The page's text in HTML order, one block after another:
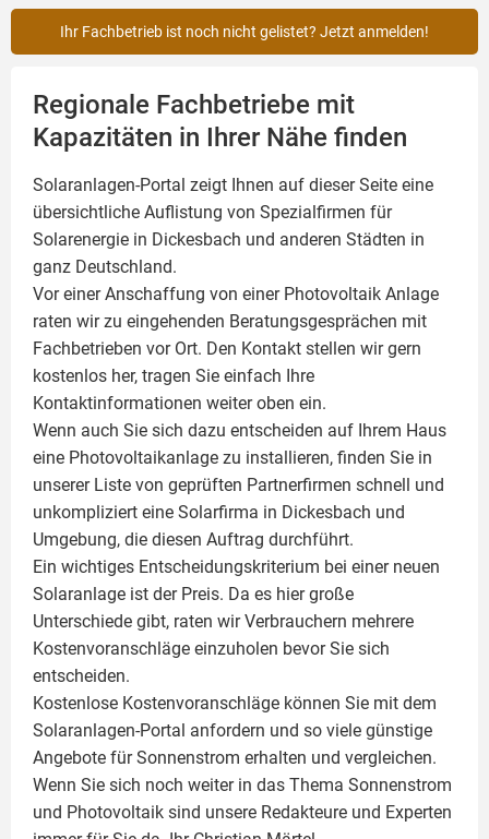
Ihr Fachbetrieb ist noch nicht gelistet? Jetzt anmelden!
Regionale Fachbetriebe mit
Kapazitäten in Ihrer Nähe finden
Solaranlagen-Portal zeigt Ihnen auf dieser Seite eine
übersichtliche Auflistung von Spezialfirmen für
Solarenergie in Dickesbach und anderen Städten in
ganz Deutschland.
Vor einer Anschaffung von einer Photovoltaik Anlage
raten wir zu eingehenden Beratungsgesprächen mit
Fachbetrieben vor Ort. Den Kontakt stellen wir gern
kostenlos her, tragen Sie einfach Ihre
Kontaktinformationen weiter oben ein.
Wenn auch Sie sich dazu entscheiden auf Ihrem Haus
eine Photovoltaikanlage zu installieren, finden Sie in
unserer Liste von geprüften Partnerfirmen schnell und
unkompliziert eine Solarfirma in Dickesbach und
Umgebung, die diesen Auftrag durchführt.
Ein wichtiges Entscheidungskriterium bei einer neuen
Solaranlage ist der Preis. Da es hier große
Unterschiede gibt, raten wir Verbrauchern mehrere
Kostenvoranschläge einzuholen bevor Sie sich
entscheiden.
Kostenlose Kostenvoranschläge können Sie mit dem
Solaranlagen-Portal anfordern und so viele günstige
Angebote für Sonnenstrom erhalten und vergleichen.
Wenn Sie sich noch weiter in das Thema Sonnenstrom
und Photovoltaik sind unsere Redakteure und Experten